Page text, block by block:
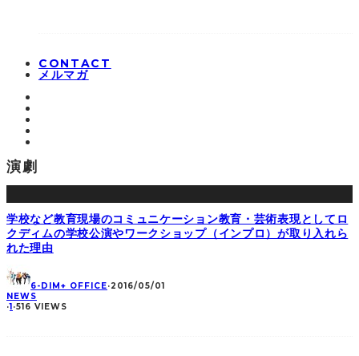
CONTACT
メルマガ
演劇
学校など教育現場のコミュニケーション教育・芸術表現としてロ
クディムの学校公演やワークショップ（インプロ）が取り入れら
れた理由
6-DIM+ OFFICE·2016/05/01
NEWS
·1·516 VIEWS